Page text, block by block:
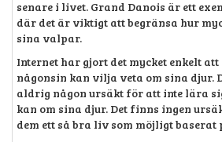
senare i livet. Grand Danois är ett
där det är viktigt att begränsa hur
sina valpar.
Internet har gjort det mycket enkelt
någonsin kan vilja veta om sina djur.
aldrig någon ursäkt för att inte lära
kan om sina djur. Det finns ingen
dem ett så bra liv som möjligt baserat